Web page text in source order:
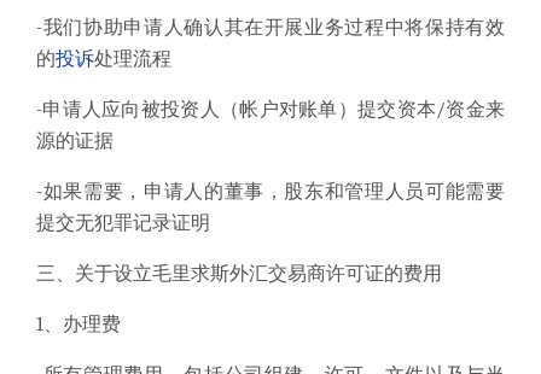
-我们协助申请人确认其在开展业务过程中将保持有效
的投诉处理流程
-申请人应向被投资人（帐户对账单）提交资本/资金来
源的证据
-如果需要，申请人的董事，股东和管理人员可能需要
提交无犯罪记录证明
三、关于设立毛里求斯外汇交易商许可证的费用
1、办理费